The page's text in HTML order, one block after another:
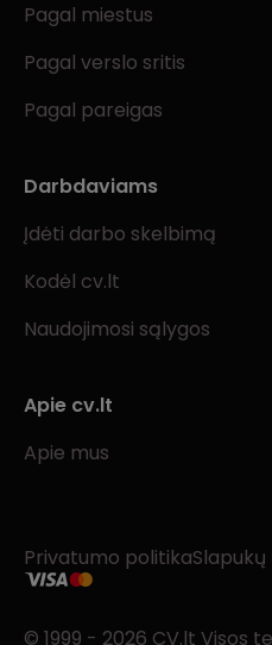
Pagal miestus
Pagal verslo sritis
Pagal pareigas
Darbdaviams
Įdėti darbo skelbimą
Kodėl cv.lt
Naudojimosi sąlygos
Apie cv.lt
Apie mus
Privatumo politika
© 1999 - 2026 CV.lt Visos